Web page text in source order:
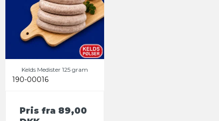
Kelds Medister 125 gram
190-00016
Pris fra 89,00